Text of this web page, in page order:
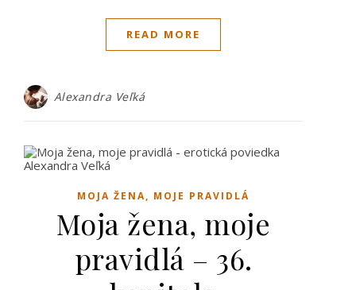
READ MORE
Alexandra Veľká
MOJA ŽENA, MOJE PRAVIDLÁ
Moja žena, moje
pravidlá – 36.